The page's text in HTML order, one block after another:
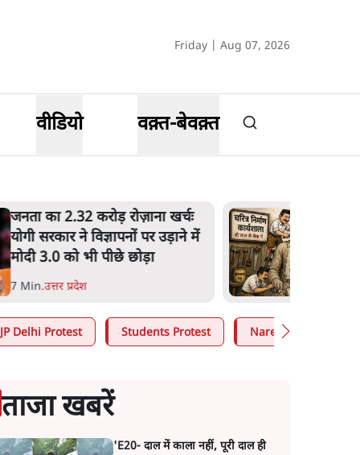
Friday | Aug 07, 2026
वीडियो वक़्त-बेवक़्त
उलटबांसीः राष्ट्र के चरित्र की मरम्मत
जारी है
11 Min.व्यंग्य/उलटबाँसी
Delhi Protest Students Protest Narendra Modi
ताजा खबरें
'E20- दाल में काला नहीं, पूरी दाल ही